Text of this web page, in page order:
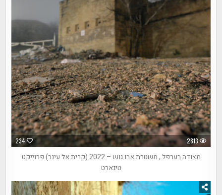
234 2813
מצודה בערפל , משטרת אבו גוש – 2022 (קרית אל עינב) פרוייקט
טיגארט